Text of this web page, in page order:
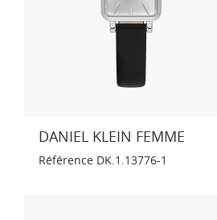
DANIEL KLEIN FEMME
Référence DK.1.13776-1